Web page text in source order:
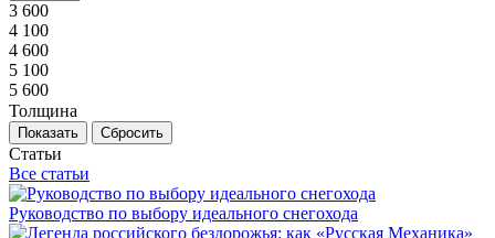
3 600
4 100
4 600
5 100
5 600
Толщина
Показать Сбросить
Статьи
Все статьи
Руководство по выбору идеального снегохода